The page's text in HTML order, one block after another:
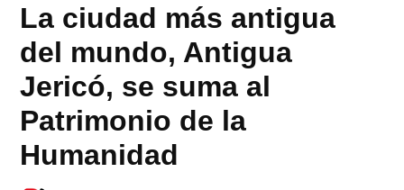
La ciudad más antigua
del mundo, Antigua
Jericó, se suma al
Patrimonio de la
Humanidad